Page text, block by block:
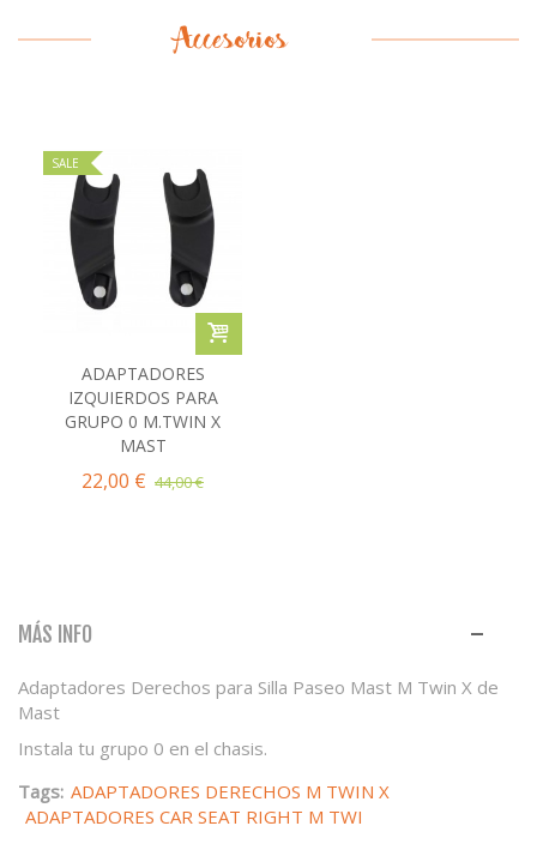
Accesorios
SALE
ADAPTADORES
IZQUIERDOS PARA
GRUPO 0 M.TWIN X
MAST
22,00 € 44,00 €
MÁS INFO
Adaptadores Derechos para Silla Paseo Mast M Twin X de
Mast
Instala tu grupo 0 en el chasis.
Tags: ADAPTADORES DERECHOS M TWIN X
ADAPTADORES CAR SEAT RIGHT M TWI